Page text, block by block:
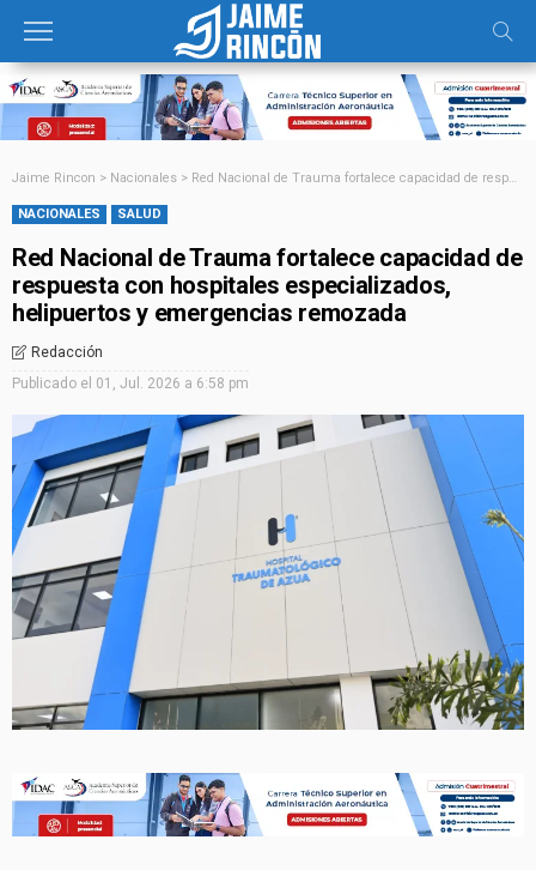
Jaime Rincon > Nacionales > Red Nacional de Trauma fortalece capacidad de respuesta con hospitales especializados, helipuertos y emergencias remozada
NACIONALES SALUD
Red Nacional de Trauma fortalece capacidad de
respuesta con hospitales especializados,
helipuertos y emergencias remozada
Redacción
Publicado el 01, Jul. 2026 a 6:58 pm